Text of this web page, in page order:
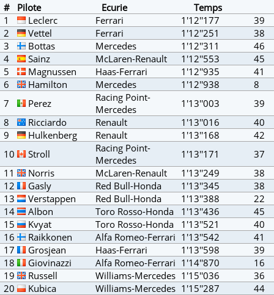
# Pilote Ecurie
Temps
1
Leclerc Ferrari 1'12''177
39
2
Vettel Ferrari 1'12''251
38
3
Bottas Mercedes 1'12''311
46
4
Sainz McLaren-Renault 1'12''553
45
5
Magnussen Haas-Ferrari 1'12''935
41
6
Hamilton Mercedes 1'12''938
8
7
Perez
Racing Point-
Mercedes
1'13''003
39
8
Ricciardo Renault 1'13''016
40
9
Hulkenberg Renault 1'13''168
42
10
Stroll
Racing Point-
Mercedes
1'13''171
37
11
Norris McLaren-Renault 1'13''249
38
12
Gasly Red Bull-Honda 1'13''345
38
13
Verstappen Red Bull-Honda 1'13''388
22
14
Albon Toro Rosso-Honda 1'13''436
45
15
Kvyat Toro Rosso-Honda 1'13''521
40
16
Raikkonen Alfa Romeo-Ferrari 1'13''542
41
17
Grosjean Haas-Ferrari 1'13''598
39
18
Giovinazzi Alfa Romeo-Ferrari 1'14''870
16
19
Russell Williams-Mercedes 1'15''036
36
20
Kubica Williams-Mercedes 1'15''287 44